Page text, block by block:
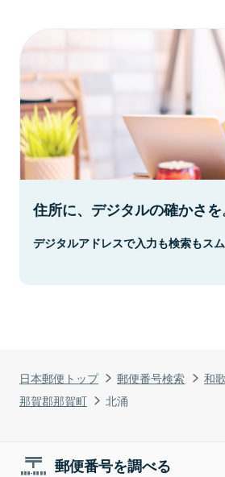
日本郵便トップ 郵便番号検索
和
那賀郡那賀町
北涌
住所に、デジタルの確かさを
デジタルアドレスで入力も検索もスム
郵便番号を調べる